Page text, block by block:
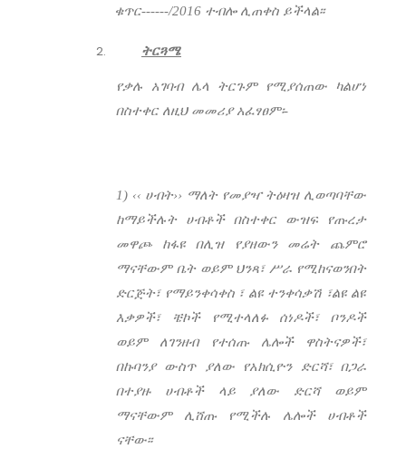
ቁጥር------/2016 ተብሎሊጠቀስ ይችላል፡፡
ትርጓሜ
የቃሉ አገባብ ሌላ ትርጉም የሚያሰጠው ካልሆነ
በስተቀር ለዚህ መመሪያ አፈፃፀም፡-
1) ‹‹ ሀብት›› ማለት የመያዣ ትዕዛዝ ሊወጣባቸው
ከማይችሉት ሀብቶች በስተቀር ውዝፍ የጡረታ
መዋጮ ከፋዩ በሊዝ የያዘውን መሬት ጨምሮ
ማናቸውም ቤት ወይም ህንጻ፣ ሥራ የሚከናወንበት
ድርጅት፣ የማይንቀሳቀስ ፣ ልዩ ተንቀሳቃሽ ፣ልዩ ልዩ
እቃዎች፣ ቼኮች የሚተላለፉ ሰነዶች፣ ቦንዶች
ወይም ለገንዘብ የተሰጡ ሌሎች ዋስትናዎች፣
በኩባንያ ውስጥ ያለው የአክሲዮን ድርሻ፣ በጋራ
በተያዙ ሀብቶች ላይ ያለው ድርሻ ወይም
ማናቸውም ሊሸጡ የሚችሉ ሌሎች ሀብቶች
ናቸው፡፡